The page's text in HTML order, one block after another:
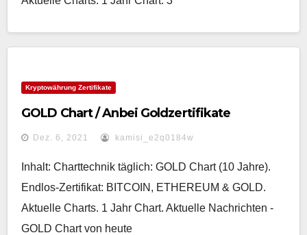
Kryptowährung Zertifikate
GOLD Chart / Anbei Goldzertifikate
Dez. 6, 2021 kamisi_e2q0184w
Inhalt: Charttechnik täglich: GOLD Chart (10 Jahre).
Endlos-Zertifikat: BITCOIN, ETHEREUM & GOLD.
Aktuelle Charts. 1 Jahr Chart. Aktuelle Nachrichten -
GOLD Chart von heute